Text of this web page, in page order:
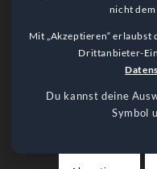
Language Notice
This website is primarily in
for translation.
nicht
Mit „Akzeptieren“
Drittanbieter-
Du kannst deine
Symbol